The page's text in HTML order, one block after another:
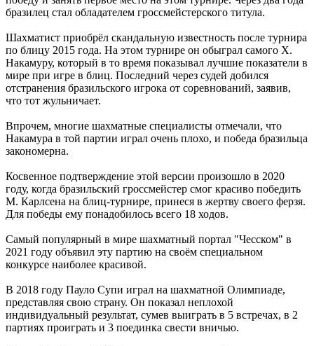
бразилец стал обладателем гроссмейстерского титула.
Шахматист приобрёл скандальную известность после турнира
по блицу 2015 года. На этом турнире он обыграл самого Х.
Накамуру, который в то время показывал лучшие показатели в
мире при игре в блиц. Последний через судей добился
отстранения бразильского игрока от соревнований, заявив,
что тот жульничает.
Впрочем, многие шахматные специалисты отмечали, что
Накамура в той партии играл очень плохо, и победа бразильца
закономерна.
Косвенное подтверждение этой версии произошло в 2020
году, когда бразильский гроссмейстер смог красиво победить
М. Карлсена на блиц-турнире, принеся в жертву своего ферзя.
Для победы ему понадобилось всего 18 ходов.
Самый популярный в мире шахматный портал "Чесском" в
2021 году объявил эту партию на своём специальном
конкурсе наиболее красивой.
В 2018 году Пауло Супи играл на шахматной Олимпиаде,
представляя свою страну. Он показал неплохой
индивидуальный результат, сумев выиграть в 5 встречах, в 2
партиях проиграть и 3 поединка свести вничью.